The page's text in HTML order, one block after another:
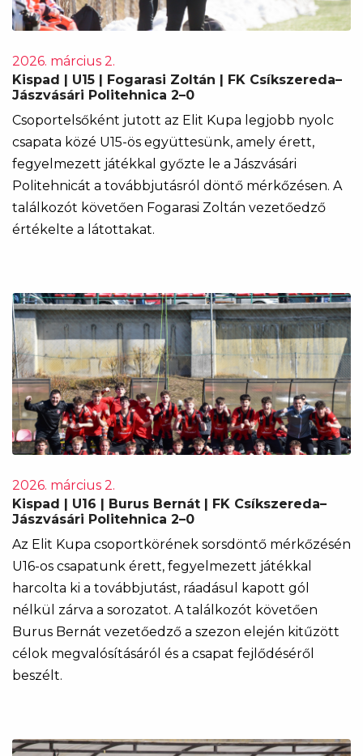
2026. március 2.
Kispad | U15 | Fogarasi Zoltán | FK Csíkszereda–
Jászvásári Politehnica 2–0
Csoportelsőként jutott az Elit Kupa legjobb nyolc
csapata közé U15-ös együttesünk, amely érett,
fegyelmezett játékkal győzte le a Jászvásári
Politehnicát a továbbjutásról döntő mérkőzésen. A
találkozót követően Fogarasi Zoltán vezetőedző
értékelte a látottakat.
2026. március 2.
Kispad | U16 | Burus Bernát | FK Csíkszereda–
Jászvásári Politehnica 2–0
Az Elit Kupa csoportkörének sorsdöntő mérkőzésén
U16-os csapatunk érett, fegyelmezett játékkal
harcolta ki a továbbjutást, ráadásul kapott gól
nélkül zárva a sorozatot. A találkozót követően
Burus Bernát vezetőedző a szezon elején kitűzött
célok megvalósításáról és a csapat fejlődéséről
beszélt.